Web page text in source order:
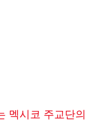
멕시코 주교단의